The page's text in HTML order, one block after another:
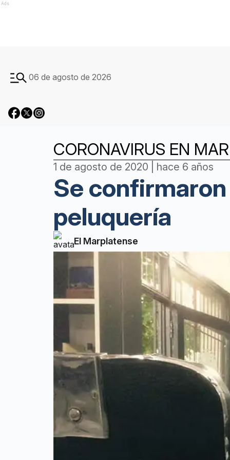
Ads
06 de agosto de 2026
CORONAVIRUS EN
1 de agosto de 2020 | hace 6 años
Se
peluquería
El Marplatense